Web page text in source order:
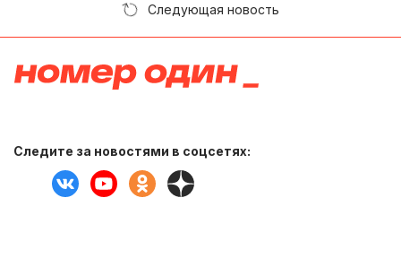
Следующая новость
Следите за новостями в соцсетях: